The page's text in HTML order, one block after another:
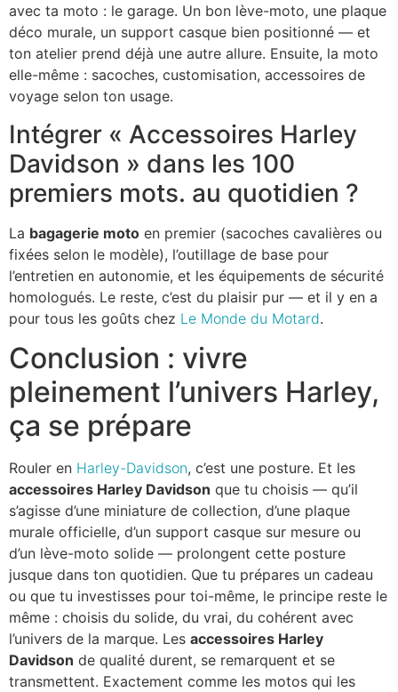
avec ta moto : le garage. Un bon lève-moto, une plaque
déco murale, un support casque bien positionné — et
ton atelier prend déjà une autre allure. Ensuite, la moto
elle-même : sacoches, customisation, accessoires de
voyage selon ton usage.
Intégrer « Accessoires Harley
Davidson » dans les 100
premiers mots. au quotidien ?
La bagagerie moto en premier (sacoches cavalières ou
fixées selon le modèle), l’outillage de base pour
l’entretien en autonomie, et les équipements de sécurité
homologués. Le reste, c’est du plaisir pur — et il y en a
pour tous les goûts chez Le Monde du Motard.
Conclusion : vivre
pleinement l’univers Harley,
ça se prépare
Rouler en Harley-Davidson, c’est une posture. Et les
accessoires Harley Davidson que tu choisis — qu’il
s’agisse d’une miniature de collection, d’une plaque
murale officielle, d’un support casque sur mesure ou
d’un lève-moto solide — prolongent cette posture
jusque dans ton quotidien. Que tu prépares un cadeau
ou que tu investisses pour toi-même, le principe reste le
même : choisis du solide, du vrai, du cohérent avec
l’univers de la marque. Les accessoires Harley
Davidson de qualité durent, se remarquent et se
transmettent. Exactement comme les motos qui les